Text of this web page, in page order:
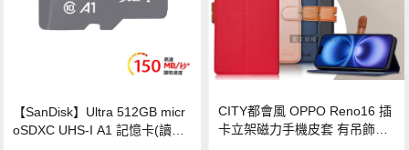
【SanDisk】Ultra 512GB micr
oSDXC UHS-I A1 記憶卡(讀取
CITY都會風 OPPO Reno16 插
卡立架磁力手機皮套 有吊飾孔